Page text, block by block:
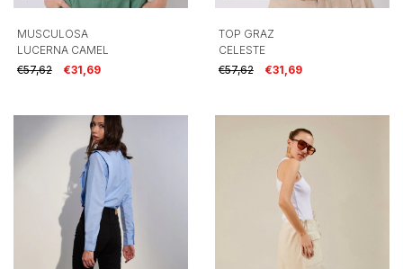
MUSCULOSA
LUCERNA CAMEL
€57,62
€31,69
TOP GRAZ
CELESTE
€57,62
€31,69